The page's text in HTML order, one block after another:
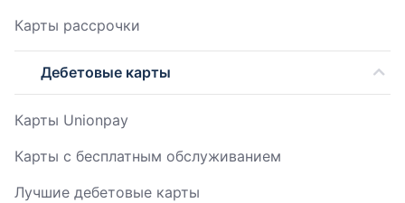
Карты рассрочки
Дебетовые карты
Карты Unionpay
Карты с бесплатным обслуживанием
Лучшие дебетовые карты